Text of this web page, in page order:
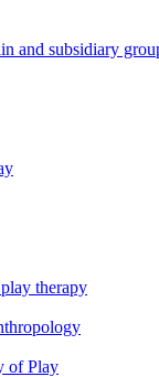
and subsidiary
therapy
of Play